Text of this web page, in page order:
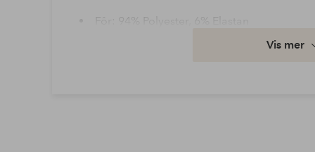
Fôr: 94% Polyester, 6% Elastan
Vis mer